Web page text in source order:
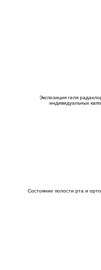
Экспозиция геля
индивидуальных
Состояние полости рта и